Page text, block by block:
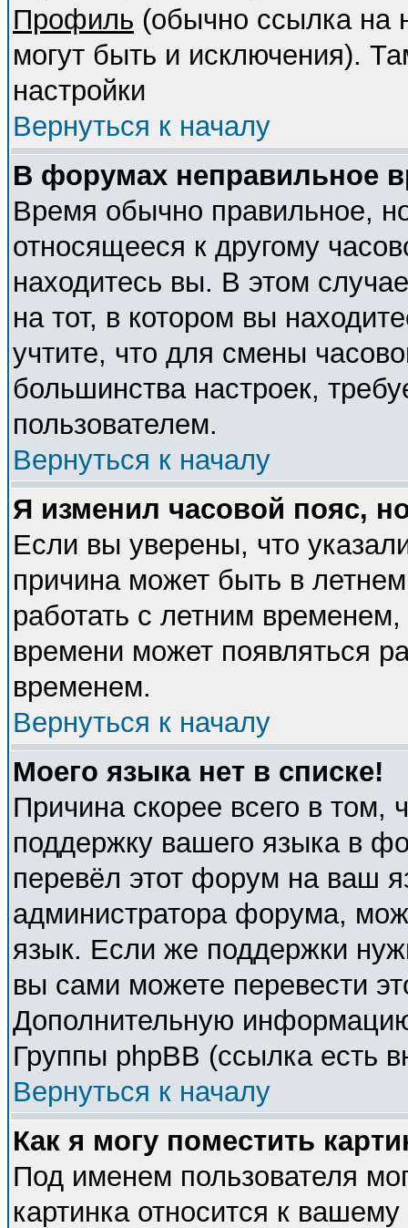
Профиль (обычно ссылка на
могут быть и исключения).
настройки
Вернуться к началу
В форумах неправильное
Время обычно правильное,
относящееся к другому
находитесь вы. В этом
на тот, в котором вы
учтите, что для смены
большинства настроек,
пользователем.
Вернуться к началу
Я изменил часовой пояс,
Если вы уверены, что
причина может быть в
работать с летним временем,
времени может появляться
временем.
Вернуться к началу
Моего языка нет в списке!
Причина скорее всего в том,
поддержку вашего языка в
перевёл этот форум на ваш
администратора форума,
язык. Если же поддержки
вы сами можете перевести
Дополнительную
Группы phpBB (ссылка есть
Вернуться к началу
Как я могу поместить
Под именем пользователя
картинка относится к